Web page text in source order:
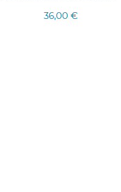
36,00 €